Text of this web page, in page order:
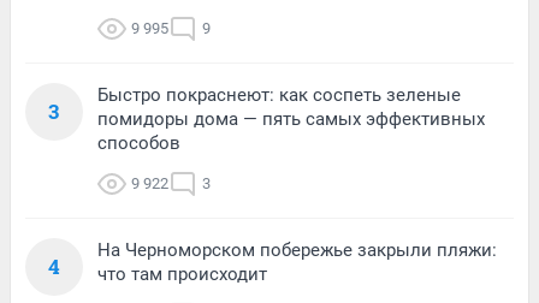
9 995 9
3
Быстро покраснеют: как соспеть зеленые
помидоры дома — пять самых эффективных
способов
9 922 3
4
На Черноморском побережье закрыли пляжи:
что там происходит